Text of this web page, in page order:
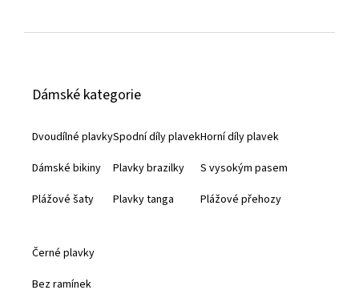
Dámské kategorie
Dvoudílné plavky
Dámské bikiny
Plážové šaty
Spodní díly plavek
Plavky brazilky
Plavky tanga
Horní díly plavek
S vysokým pasem
Plážové přehozy
Černé plavky
Bez ramínek